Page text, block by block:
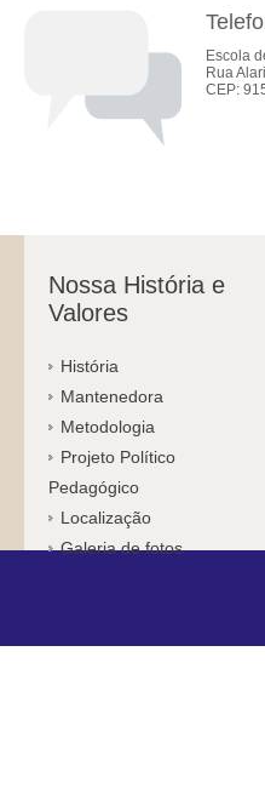
Escola
Rua
CEP:
Nossa História e
Valores
História
Mantenedora
Metodologia
Projeto Político
Pedagógico
Localização
Galeria de fotos